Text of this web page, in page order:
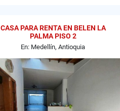
CASA PARA RENTA EN BELEN LA
PALMA PISO 2
En: Medellín, Antioquia